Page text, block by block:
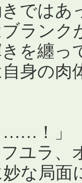
ではあ
ランク
を纏っ
身の肉
……！」
ユラ、
な局